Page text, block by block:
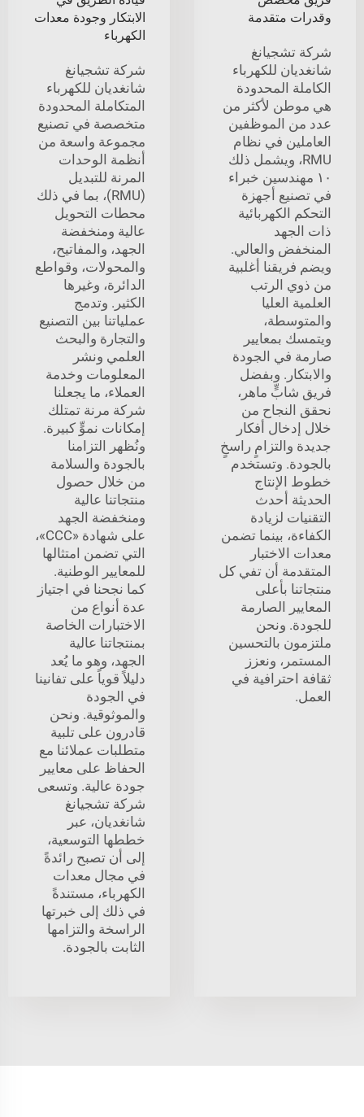
وقدرات متقدمة
شركة تشجيانغ
شانغديان للكهرباء
الكاملة المحدودة
هي موطن لأكثر من
عدد من الموظفين
العاملين في نظام
RMU، ويشمل ذلك
١٠ مهندسين خبراء
في تصنيع أجهزة
التحكم الكهربائية
ذات الجهد
المنخفض والعالي.
ويضم فريقنا أغلبية
من ذوي الرتب
العلمية العليا
والمتوسطة،
ويتمسك بمعايير
صارمة في الجودة
والابتكار. وبفضل
فريق شابٍّ ماهر،
نحقق النجاح من
خلال إدخال أفكار
جديدة والتزامٍ راسخٍ
بالجودة. وتستخدم
خطوط الإنتاج
الحديثة أحدث
التقنيات لزيادة
الكفاءة، بينما تضمن
معدات الاختبار
المتقدمة أن تفي كل
منتجاتنا بأعلى
المعايير الصارمة
للجودة. ونحن
ملتزمون بالتحسين
المستمر، ونعزز
ثقافة احترافية في
العمل.
الابتكار وجودة معدات
الكهرباء
شركة تشجيانغ
شانغديان للكهرباء
المتكاملة المحدودة
متخصصة في تصنيع
مجموعة واسعة من
أنظمة الوحدات
المرنة للتبديل
(RMU)، بما في ذلك
محطات التحويل
عالية ومنخفضة
الجهد، والمفاتيح،
والمحولات، وقواطع
الدائرة، وغيرها
الكثير. وتدمج
عملياتنا بين التصنيع
والتجارة والبحث
العلمي ونشر
المعلومات وخدمة
العملاء، ما يجعلنا
شركة مرنة تمتلك
إمكانات نموٍّ كبيرة.
ونُظهر التزامنا
بالجودة والسلامة
من خلال حصول
منتجاتنا عالية
ومنخفضة الجهد
على شهادة «CCC»،
التي تضمن امتثالها
للمعايير الوطنية.
كما نجحنا في اجتياز
عدة أنواع من
الاختبارات الخاصة
بمنتجاتنا عالية
الجهد، وهو ما يُعد
دليلاً قوياً على تفانينا
في الجودة
والموثوقية. ونحن
قادرون على تلبية
متطلبات عملائنا مع
الحفاظ على معايير
جودة عالية. وتسعى
شركة تشجيانغ
شانغديان، عبر
خططها التوسعية،
إلى أن تصبح رائدةً
في مجال معدات
الكهرباء، مستندةً
في ذلك إلى خبرتها
الراسخة والتزامها
الثابت بالجودة.